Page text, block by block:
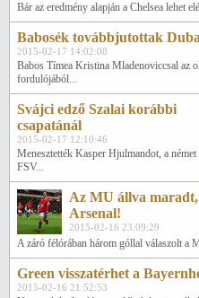
Bár az eredmény alapján a Chelsea lehet
Babosék továbbjutottak
2015-02-17 14:02:08
Babos Tímea Kristina Mladenoviccsal az
fordulójából...
Svájci edző Szalai korábbi
csapatánál
2015-02-17 12:10:46
Menesztették Kasper Hjulmandot, a
FSV...
Az MU állva
Arsenal!
2015-02-16 23:09:29
A záró félórában három góllal válaszolt a
Green visszatérhet a
2015-02-16 21:52:53